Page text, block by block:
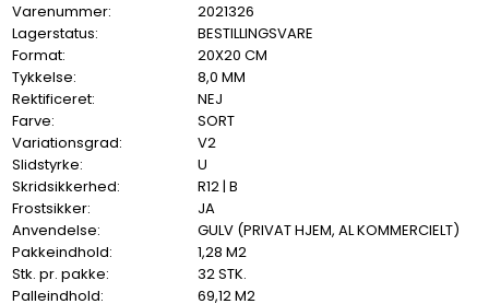
Varenummer:
2021326
Lagerstatus:
BESTILLINGSVARE
Format:
20X20 CM
Tykkelse:
8,0 MM
Rektificeret:
NEJ
Farve:
SORT
Variationsgrad:
V2
Slidstyrke:
U
Skridsikkerhed:
R12 | B
Frostsikker:
JA
Anvendelse:
GULV (PRIVAT HJEM, AL KOMMERCIELT)
Pakkeindhold:
1,28 M2
Stk. pr. pakke:
32 STK.
Palleindhold:
69,12 M2